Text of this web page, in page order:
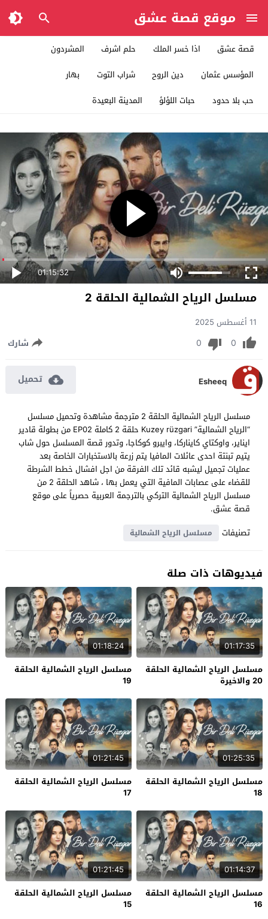
موقع قصة عشق
قصة عشق اذا خسر الملك حلم اشرف
المشردون
المؤسس عثمان
دين الروح شراب التوت
بهار
حب بلا حدود
حبات اللؤلؤ المدينة البعيدة
01:15:32
مسلسل الرياح الشمالية الحلقة 2
11 أغسطس 2025
0
0 شارك
Esheeq تحميل
مسلسل الرياح الشمالية الحلقة 2 مترجمة مشاهدة وتحميل مسلسل
“الرياح الشمالية” Kuzey rüzgari حلقة 2 كاملة EP02 من بطولة قادير
ايناير، واوكتاي كايناركا، وايبرو كوكاجا، وتدور قصة المسلسل حول شاب
يتيم تبنتة احدى عائلات المافيا يتم زرعة بالاستخبارات الخاصة بعد
عمليات تجميل ليشبه قائد تلك الفرقة من اجل افشال خطط الشرطة
للقضاء على عصابات المافية التي يعمل بها ، شاهد الحلقة 2 من
مسلسل الرياح الشمالية التركي بالترجمة العربية حصرياً على موقع
قصة عشق.
تصنيفات
مسلسل الرياح الشمالية
فيديوهات ذات صلة
01:17:35
مسلسل الرياح الشمالية الحلقة
20 والاخيرة
01:18:24
مسلسل الرياح الشمالية الحلقة
19
01:25:35
مسلسل الرياح الشمالية الحلقة
18
01:21:45
مسلسل الرياح الشمالية الحلقة
17
01:14:37
مسلسل الرياح الشمالية الحلقة
16
01:21:45
مسلسل الرياح الشمالية الحلقة
15